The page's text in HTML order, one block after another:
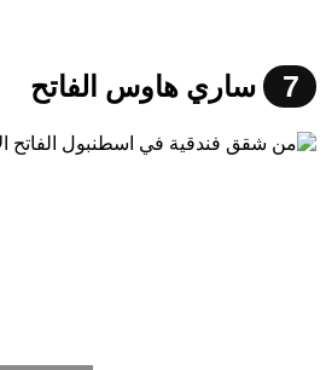
7 ساري هاوس الفاتح